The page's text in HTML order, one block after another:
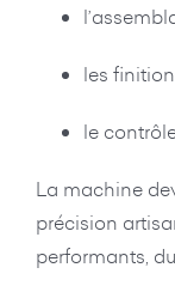
les
le
La machine
précision
performants,